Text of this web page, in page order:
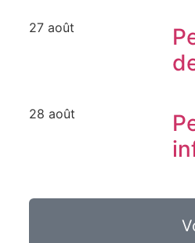
27 août
28 août